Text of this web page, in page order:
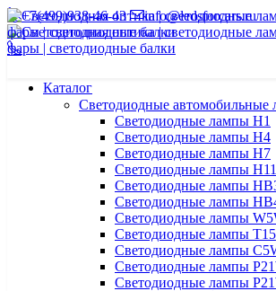
+7(499)938-46-43 info@ledsforcars.ru
Каталог
Светодиодные автомобильные
Светодиодные лампы H1
Светодиодные лампы H4
Светодиодные лампы H7
Светодиодные лампы H11
Светодиодные лампы
Светодиодные лампы
Светодиодные лампы
Светодиодные лампы T15
Светодиодные лампы
Светодиодные лампы
Светодиодные лампы